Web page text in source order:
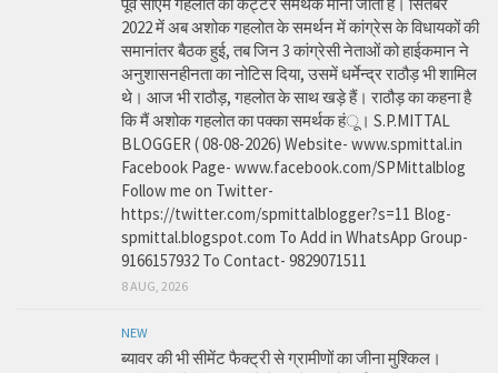
2022 में अब अशोक गहलोत के समर्थन में कांग्रेस के विधायकों की
समानांतर बैठक हुई, तब जिन 3 कांग्रेसी नेताओं को हाईकमान ने
अनुशासनहीनता का नोटिस दिया, उसमें धर्मेन्द्र राठौड़ भी शामिल
थे। आज भी राठौड़, गहलोत के साथ खड़े हैं। राठौड़ का कहना है
कि मैं अशोक गहलोत का पक्का समर्थक हंू। S.P.MITTAL
BLOGGER ( 08-08-2026) Website- www.spmittal.in
Facebook Page- www.facebook.com/SPMittalblog
Follow me on Twitter-
https://twitter.com/spmittalblogger?s=11 Blog-
spmittal.blogspot.com To Add in WhatsApp Group-
9166157932 To Contact- 9829071511
8 AUG, 2026
NEW
ब्यावर की भी सीमेंट फैक्ट्री से ग्रामीणों का जीना मुश्किल।